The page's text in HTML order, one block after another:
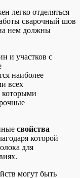
легко отделяться
сварочный шов
нем должны
и участков с
наиболее
всех
которыми
свойства
которой
для
могут быть